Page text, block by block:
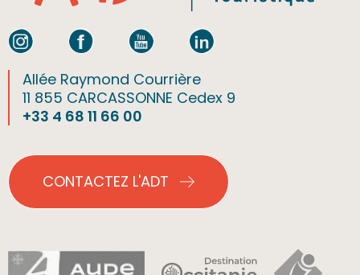
Allée Raymond Courrière
11 855 CARCASSONNE Cedex 9
+33 4 68 11 66 00
CONTACTEZ L'ADT